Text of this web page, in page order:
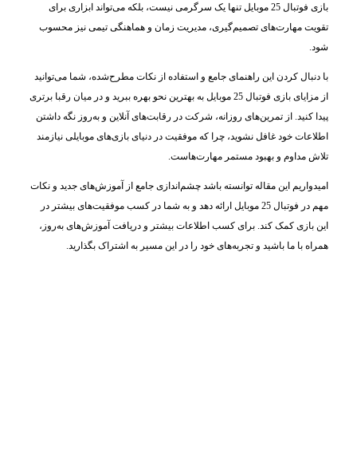
بازی فوتبال 25 موبایل تنها یک سرگرمی نیست، بلکه می‌تواند ابزاری برای
تقویت مهارت‌های تصمیم‌گیری، مدیریت زمان و هماهنگی تیمی نیز محسوب
شود.
با دنبال کردن این راهنمای جامع و استفاده از نکات مطرح‌شده، شما می‌توانید
از مزایای بازی فوتبال 25 موبایل به بهترین نحو بهره ببرید و در میان رقبا برتری
پیدا کنید. از تمرین‌های روزانه، شرکت در رقابت‌های آنلاین و به‌روز نگه داشتن
اطلاعات خود غافل نشوید، چرا که موفقیت در دنیای بازی‌های موبایلی نیازمند
تلاش مداوم و بهبود مستمر مهارت‌هاست.
امیدواریم این مقاله توانسته باشد چشم‌اندازی جامع از آموزش‌های جدید و نکات
مهم در فوتبال 25 موبایل ارائه دهد و به شما در کسب موفقیت‌های بیشتر در
این بازی کمک کند. برای کسب اطلاعات بیشتر و دریافت آموزش‌های به‌روز،
همراه با ما باشید و تجربه‌های خود را در این مسیر به اشتراک بگذارید.